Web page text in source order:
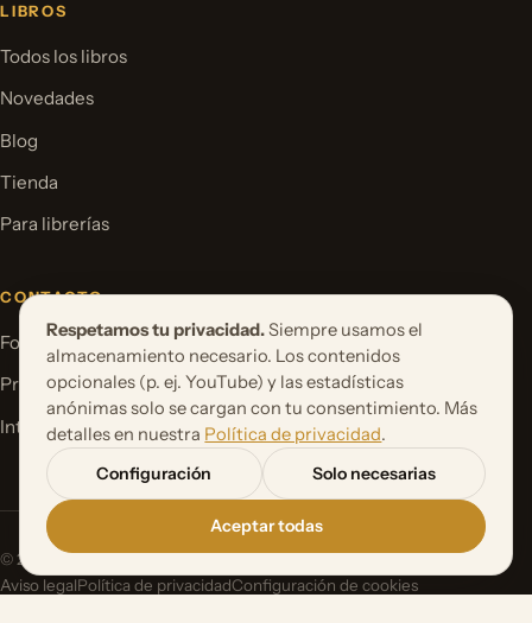
LIBROS
Todos los libros
Novedades
Blog
Tienda
Para librerías
CONTACTO
Formulario de contacto
Proponer un proyecto de libro
International Rights
© 2026 Orbita Media GmbH. Todos los derechos reservados.
Aviso legalPolítica de privacidadConfiguración de cookies
Respetamos tu privacidad. Siempre usamos el
almacenamiento necesario. Los contenidos
opcionales (p. ej. YouTube) y las estadísticas
anónimas solo se cargan con tu consentimiento. Más
detalles en nuestra Política de privacidad.
Configuración
Solo necesarias
Aceptar todas